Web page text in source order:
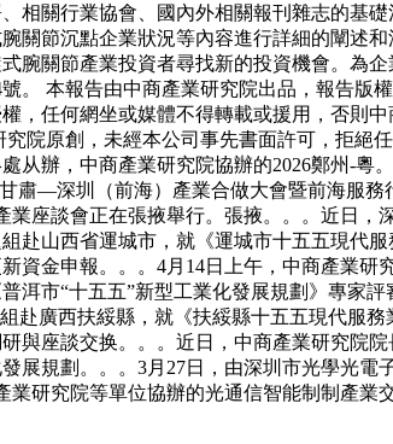
關行業協會、國內外相關報刊雜志的基
節沉點企業狀況等內容進行詳細的闡述
關節產業投資者尋找新的投資機會。為
。 本報告由中商產業研究院出品，報告版
任何網坐或媒體不得轉載或援用，否則
院原創，未經本公司事先書面許可，拒絕
辦，中商產業研究院協辦的2026鄭州-粵
肅—深圳（前海）產業合做大會暨前海服
座談會正在張掖舉行。張掖。。。近日，
山西省運城市，就《運城市十五五現代
金申報。。。4月14日上午，中商產業
洱市“十五五”新型工業化發展規劃》專家
廣西扶綏縣，就《扶綏縣十五五現代服
座談交换。。。近日，中商產業研究院
規劃。。。3月27日，由深圳市光學光電
研究院等單位協辦的光通信智能制制產業